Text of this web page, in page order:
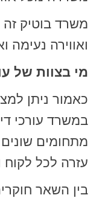
משרד בוטיק
ואווירה נעימה
מי בצוות של
כאמור ניתן
במשרד עורכי
מתחומים
עזרה לכל
בין השאר